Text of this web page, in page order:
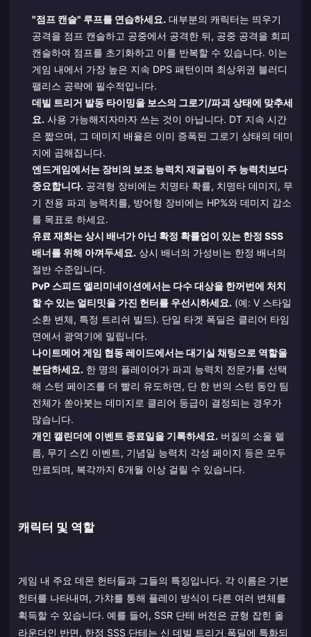
"점프 캔슬" 루프를 연습하세요. 대부분의 캐릭터는 띄우기
공격을 점프 캔슬하고 공중에서 공격한 뒤, 공중 공격을 회피
캔슬하여 점프를 초기화하고 이를 반복할 수 있습니다. 이는
게임 내에서 가장 높은 지속 DPS 패턴이며 최상위권 블러디
팰리스 공략에 필수적입니다.
데빌 트리거 발동 타이밍을 보스의 그로기/파괴 상태에 맞추세
요. 사용 가능해지자마자 쓰는 것이 아닙니다. DT 지속 시간
은 짧으며, 그 데미지 배율은 이미 증폭된 그로기 상태의 데미
지에 곱해집니다.
엔드게임에서는 장비의 보조 능력치 재굴림이 주 능력치보다
중요합니다. 공격형 장비에는 치명타 확률, 치명타 데미지, 무
기 전용 파괴 능력치를, 방어형 장비에는 HP%와 데미지 감소
를 목표로 하세요.
유료 재화는 상시 배너가 아닌 확정 확률업이 있는 한정 SSS
배너를 위해 아껴두세요. 상시 배너의 가성비는 한정 배너의
절반 수준입니다.
PvP 스피드 엘리미네이션에서는 다수 대상을 한꺼번에 처치
할 수 있는 얼티밋을 가진 헌터를 우선시하세요. (예: V 스타일
소환 변체, 특정 트리쉬 빌드). 단일 타겟 폭딜은 클리어 타임
면에서 광역기에 밀립니다.
나이트메어 게임 협동 레이드에서는 대기실 채팅으로 역할을
분담하세요. 한 명의 플레이어가 파괴 능력치 전문가를 선택
해 스턴 페이즈를 더 빨리 유도하면, 단 한 번의 스턴 동안 팀
전체가 쏟아붓는 데미지로 클리어 등급이 결정되는 경우가
많습니다.
개인 캘린더에 이벤트 종료일을 기록하세요. 버질의 소울 렐
름, 무기 스킨 이벤트, 기념일 능력치 각성 페이지 등은 모두
만료되며, 복각까지 6개월 이상 걸릴 수 있습니다.
캐릭터 및 역할
게임 내 주요 데몬 헌터들과 그들의 특징입니다. 각 이름은 기본
헌터를 나타내며, 가챠를 통해 플레이 방식이 다른 여러 변체를
획득할 수 있습니다. 예를 들어, SSR 단테 버전은 균형 잡힌 올
라운더인 반면, 한정 SSS 단테는 신 데빌 트리거 폭딜에 특화되